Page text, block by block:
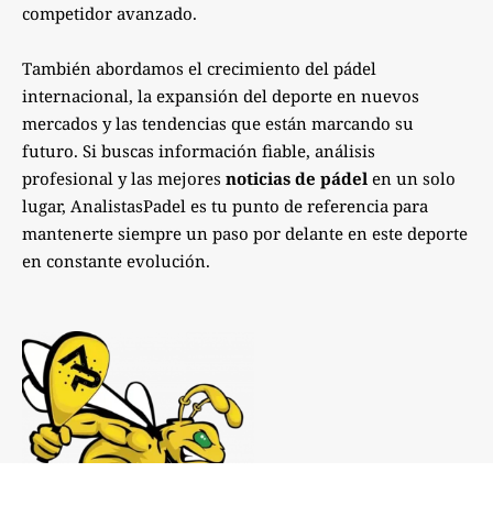
competidor avanzado.
También abordamos el crecimiento del pádel
internacional, la expansión del deporte en nuevos
mercados y las tendencias que están marcando su
futuro. Si buscas información fiable, análisis
profesional y las mejores noticias de pádel en un solo
lugar, AnalistasPadel es tu punto de referencia para
mantenerte siempre un paso por delante en este deporte
en constante evolución.